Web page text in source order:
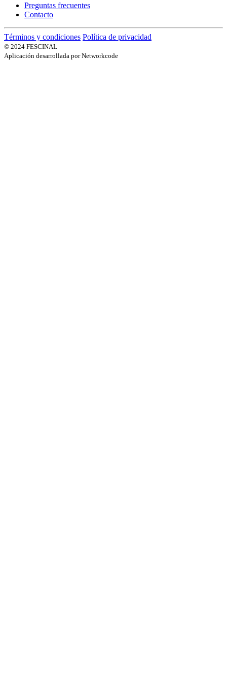
Preguntas frecuentes
Contacto
Términos y condiciones Política de privacidad
© 2024 FESCINAL
Aplicación desarrollada por Networkcode